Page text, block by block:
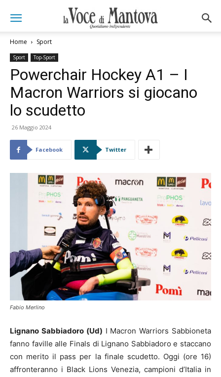
Home Sport
Sport Top-Sport
Powerchair Hockey A1 – I
Macron Warriors si giocano
lo scudetto
26 Maggio 2024
Facebook Twitter
Fabio Merlino
Lignano Sabbiadoro (Ud) I Macron Warriors Sabbioneta
fanno faville alle Finals di Lignano Sabbiadoro e staccano
con merito il pass per la finale scudetto. Oggi (ore 16)
affronteranno i Black Lions Venezia, campioni d’Italia in